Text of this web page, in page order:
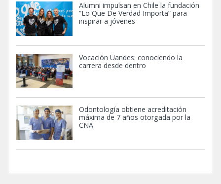
Alumni impulsan en Chile la fundación
“Lo Que De Verdad Importa” para
inspirar a jóvenes
Vocación Uandes: conociendo la
carrera desde dentro
Odontología obtiene acreditación
máxima de 7 años otorgada por la
CNA